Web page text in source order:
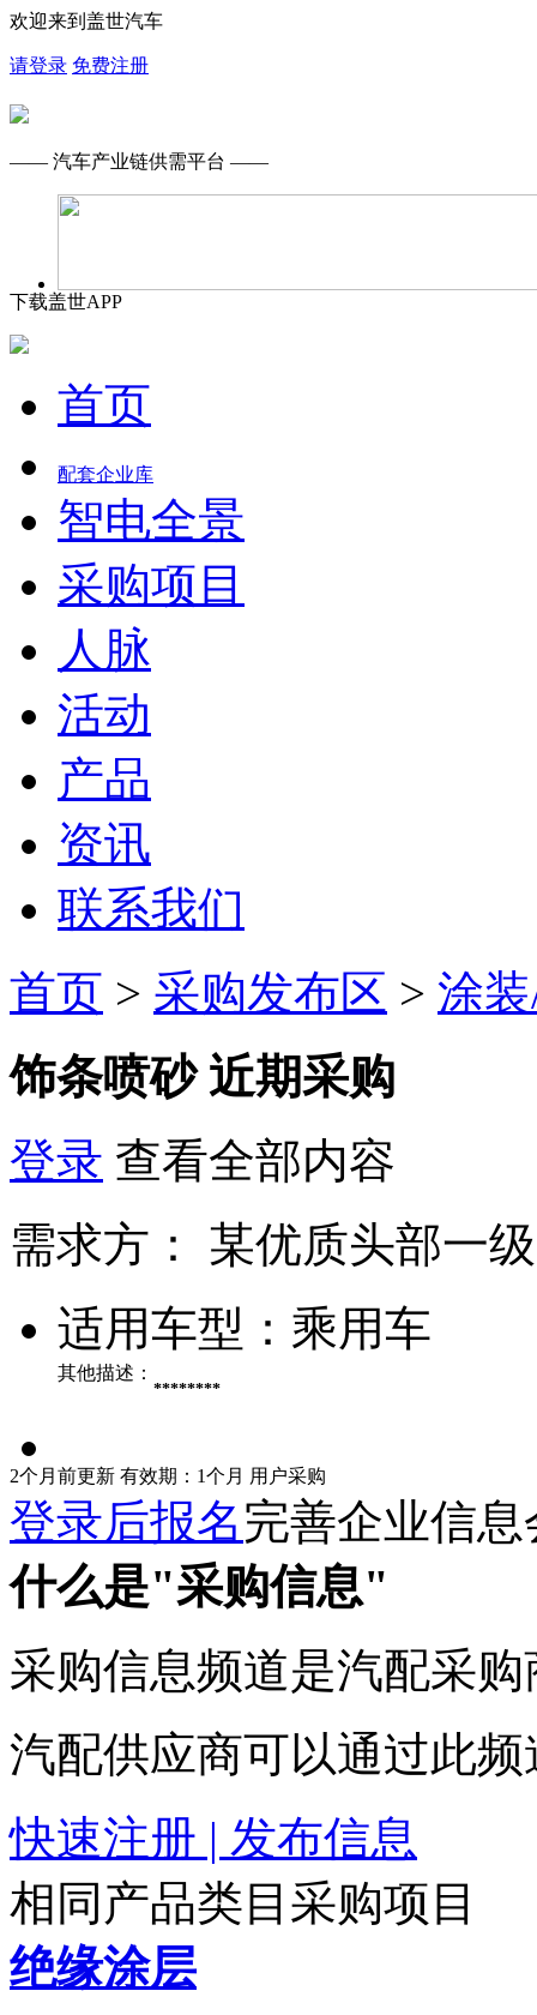
欢迎来到盖世汽车
请登录 免费注册
—— 汽车产业链供需平台 ——
下载盖世APP
首页
配套企业库
智电全景
采购项目
人脉
活动
产品
资讯
联系我们
首页 > 采购发布区 > 涂
饰条喷砂 近期采购
登录 查看全部内容
需求方：
某优质头部一级
适用车型： 乘用车
其他描述：
********
2个月前更新 有效期：1个月 用户采购
登录后报名完善企业信
什么是"采购信息"
采购信息频道是汽配采
汽配供应商可以通过此
快速注册 | 发布信息
相同产品类目采购项目
绝缘涂层